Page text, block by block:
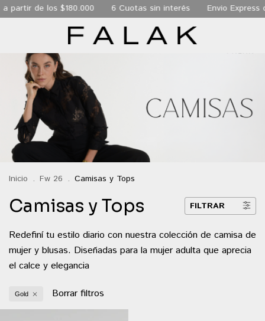
de los $180.000 6 Cuotas sin interés Envio Express
Inicio . Fw 26 . Camisas y Tops
Camisas y Tops FILTRAR
Redefiní tu estilo diario con nuestra colección de camisa de
mujer y blusas. Diseñadas para la mujer adulta que aprecia
el calce y elegancia
Gold Borrar filtros